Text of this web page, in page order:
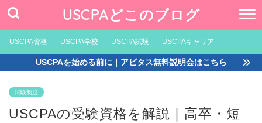
USCPAどこのブログ
USCPA資格 USCPA学校 USCPA試験 USCPAキャリア
USCPAを始める前に｜アビタス無料説明会はこちら
試験制度
USCPAの受験資格を解説｜高卒・短